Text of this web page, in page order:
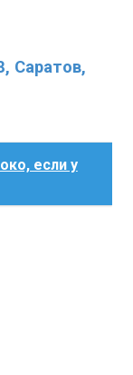
Саратов,
если у